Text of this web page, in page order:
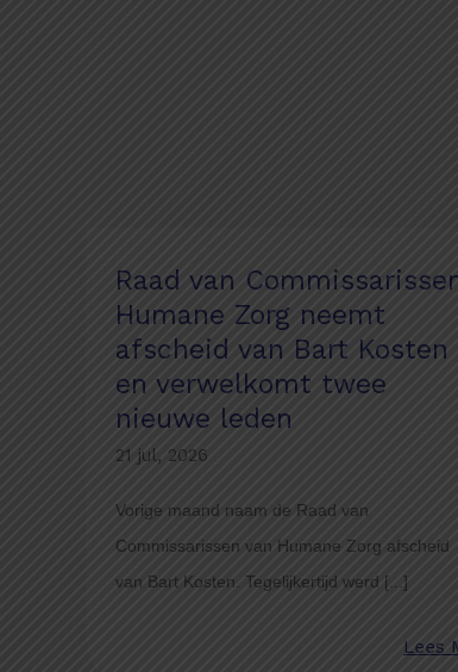
Raad van Commissarissen
Humane Zorg neemt
afscheid van Bart Kosten
en verwelkomt twee
nieuwe leden